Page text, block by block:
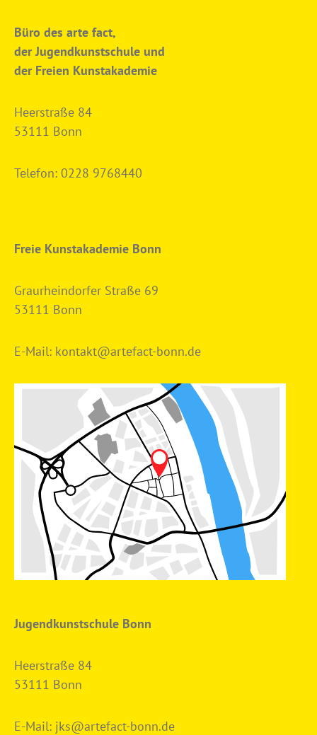
Büro des arte fact,
der Jugendkunstschule und
der Freien Kunstakademie
Heerstraße 84
53111 Bonn
Telefon: 0228 9768440
Freie Kunstakademie Bonn
Graurheindorfer Straße 69
53111 Bonn
E-Mail: kontakt@artefact-bonn.de
Jugendkunstschule Bonn
Heerstraße 84
53111 Bonn
E-Mail: jks@artefact-bonn.de